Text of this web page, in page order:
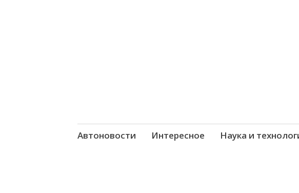
Skip
Автоновости Интересное Наука и